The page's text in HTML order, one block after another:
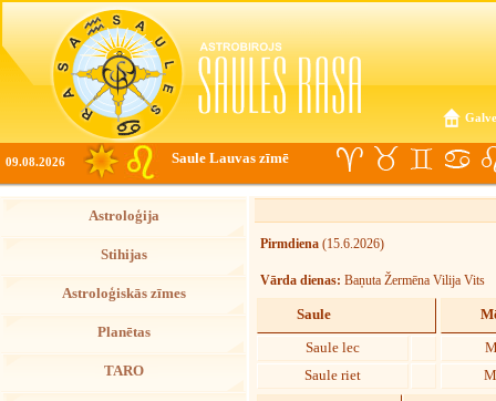
09.08.2026 Saule Lauvas zīmē
Astroloģija
Stihijas
Astroloģiskās zīmes
Planētas
TARO
Pirmdiena (15.6.2026)
Vārda dienas: Baņuta Žermēna Vilija Vits
Saule
Saule lec
Saule riet